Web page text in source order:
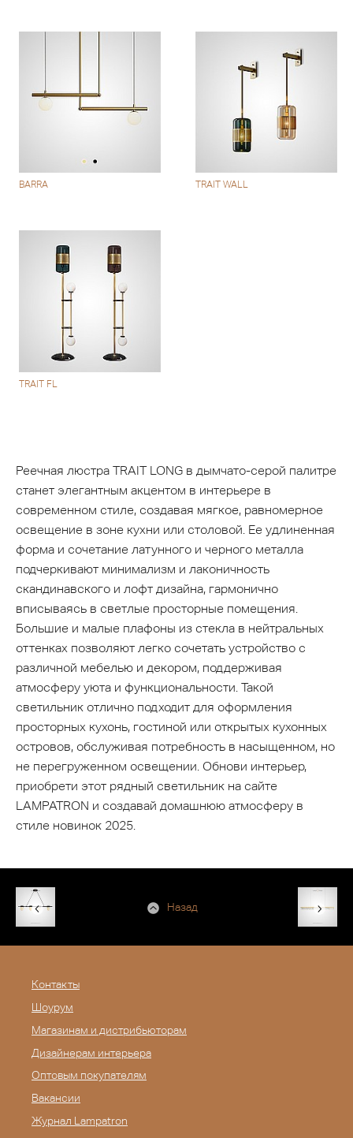
BARRA TRAIT WALL
TRAIT FL
Реечная люстра TRAIT LONG в дымчато-серой палитре
станет элегантным акцентом в интерьере в
современном стиле, создавая мягкое, равномерное
освещение в зоне кухни или столовой. Ее удлиненная
форма и сочетание латунного и черного металла
подчеркивают минимализм и лаконичность
скандинавского и лофт дизайна, гармонично
вписываясь в светлые просторные помещения.
Большие и малые плафоны из стекла в нейтральных
оттенках позволяют легко сочетать устройство с
различной мебелью и декором, поддерживая
атмосферу уюта и функциональности. Такой
светильник отлично подходит для оформления
просторных кухонь, гостиной или открытых кухонных
островов, обслуживая потребность в насыщенном, но
не перегруженном освещении. Обнови интерьер,
приобрети этот рядный светильник на сайте
LAMPATRON и создавай домашнюю атмосферу в
стиле новинок 2025.
Назад
Контакты
Шоурум
Магазинам и дистрибьюторам
Дизайнерам интерьера
Оптовым покупателям
Вакансии
Журнал Lampatron